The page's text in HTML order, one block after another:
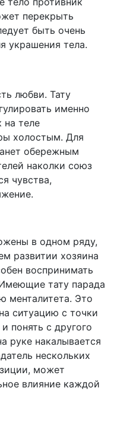
перекрыть
быть очень
украшения тела.
любви. Тату
именно
на теле
холостым. Для
обережным
наколки союз
чувства,
в одном ряду,
развитии хозяина
воспринимать
тату парада
менталитета. Это
ситуацию с точки
понять с другого
руке накалывается
нескольких
может
влияние каждой